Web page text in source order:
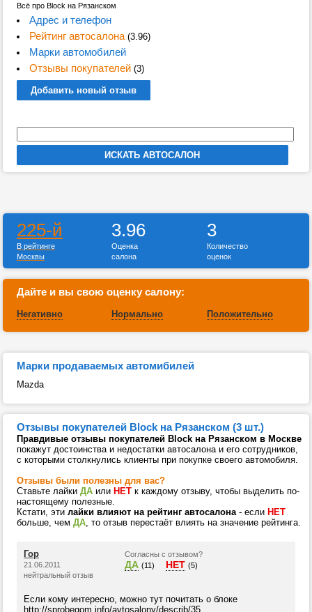
Всё про Block на Рязанском
Адрес и телефон
Рейтинг автосалона(3.96)
Марки автомобилей
Отзывы покупателей(3)
Добавить новый отзыв
225-й
В рейтинге
Москвы
3.96
Оценка
салона
3
Количество
оценок
Дайте и вы свою оценку салону:
Негативно Нормально Положительно
Марки продаваемых автомибилей
Mazda
Отзывы покупателей Block на Рязанском (3 шт.)
Правдивые отзывы покупателей Block на Рязанском в Москве
покажут достоинства и недостатки автосалона и его сотрудников,
с которыми столкнулись клиенты при покупке своего автомобиля.
Отзывы были полезны для вас?
Ставьте лайки ДА или НЕТ к каждому отзыву, чтобы выделить по-
настоящему полезные.
Кстати, эти лайки влияют на рейтинг автосалона- если НЕТ
больше, чем ДА, то отзыв перестаёт влиять на значение рейтинга.
Гор
21.06.2011
нейтральный отзыв
Согласны с отзывом?
ДА (11) НЕТ (5)
Если кому интересно, можно тут почитать о блоке
http://sprobegom.info/avtosalony/describ/35